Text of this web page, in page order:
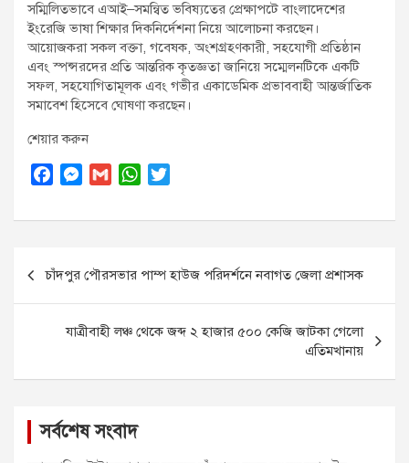
সম্মিলিতভাবে এআই–সমন্বিত ভবিষ্যতের প্রেক্ষাপটে বাংলাদেশের
ইংরেজি ভাষা শিক্ষার দিকনির্দেশনা নিয়ে আলোচনা করছেন।
আয়োজকরা সকল বক্তা, গবেষক, অংশগ্রহণকারী, সহযোগী প্রতিষ্ঠান
এবং স্পন্সরদের প্রতি আন্তরিক কৃতজ্ঞতা জানিয়ে সম্মেলনটিকে একটি
সফল, সহযোগিতামূলক এবং গভীর একাডেমিক প্রভাববাহী আন্তর্জাতিক
সমাবেশ হিসেবে ঘোষণা করছেন।
শেয়ার করুন
c
o
o
M
s
n
g
e
G
a
W
a
A
p
p
i
e
r
Post
navigation
চাঁদপুর পৌরসভার পাম্প হাউজ পরিদর্শনে নবাগত জেলা প্রশাসক
যাত্রীবাহী লঞ্চ থেকে জব্দ ২ হাজার ৫০০ কেজি জাটকা গেলো
এতিমখানায়
সর্বশেষ সংবাদ